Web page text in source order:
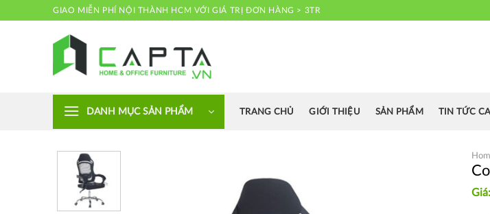
GIAO MIỄN PHÍ NỘI THÀNH HCM VỚI GIÁ TRỊ ĐƠN HÀNG > 3TR
DANH MỤC SẢN PHẨM TRANG CHỦ GIỚI THIỆU SẢN PHẨM TIN TỨC